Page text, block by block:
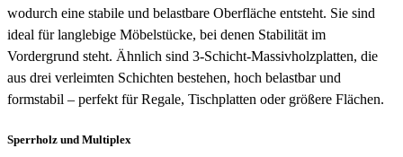
wodurch eine stabile und belastbare Oberfläche entsteht. Sie sind
ideal für langlebige Möbelstücke, bei denen Stabilität im
Vordergrund steht. Ähnlich sind 3-Schicht-Massivholzplatten, die
aus drei verleimten Schichten bestehen, hoch belastbar und
formstabil – perfekt für Regale, Tischplatten oder größere Flächen.
Sperrholz und Multiplex